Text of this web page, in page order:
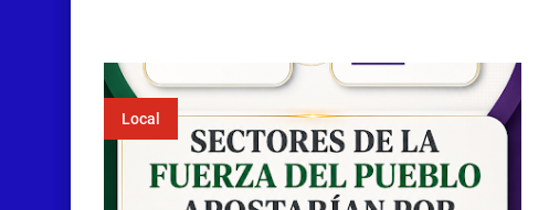
Local